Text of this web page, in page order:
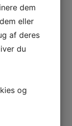
for
palleløftere.
dem
eller
af deres
du
og